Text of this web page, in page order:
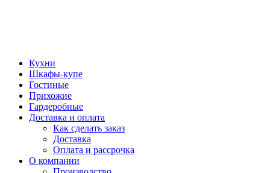
Кухни
Шкафы-купе
Гостиные
Прихожие
Гардеробные
Доставка и оплата
Как сделать заказ
Доставка
Оплата и рассрочка
О компании